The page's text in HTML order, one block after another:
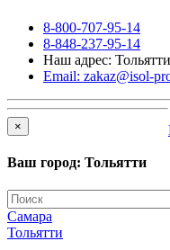
8-800-707-95-14
8-848-237-95-14
Наш адрес:
Email: zakaz@isol-
×
Ваш город: Тольятти
Самара
Тольятти